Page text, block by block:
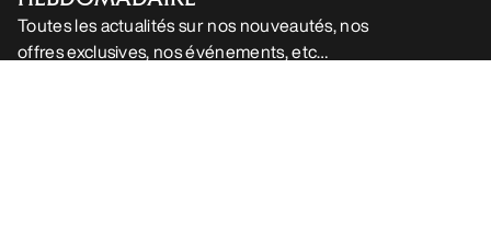
Help
Toutes les actualités sur nos nouveautés, nos
offres exclusives, nos événements, etc…